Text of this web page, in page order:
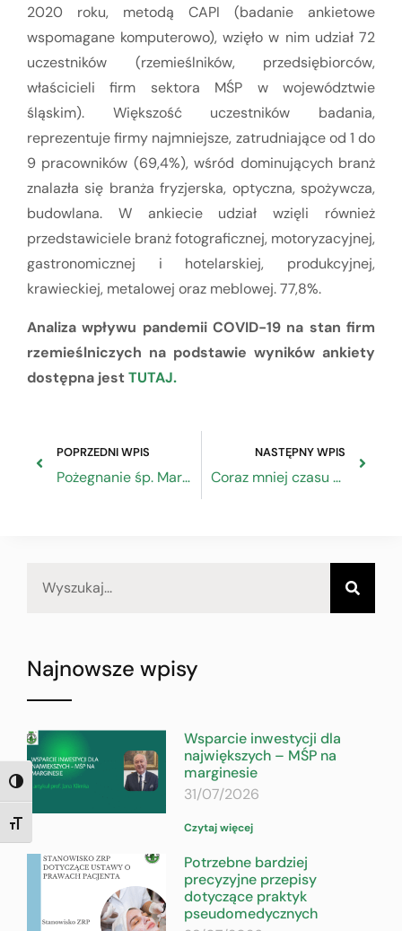
TOGGLE HIGH CONTRAST
TOGGLE FONT SIZE
2020 roku, metodą CAPI (badanie ankietowe
wspomagane komputerowo), wzięło w nim udział 72
uczestników (rzemieślników, przedsiębiorców,
właścicieli firm sektora MŚP w województwie
śląskim). Większość uczestników badania,
reprezentuje firmy najmniejsze, zatrudniające od 1 do
9 pracowników (69,4%), wśród dominujących branż
znalazła się branża fryzjerska, optyczna, spożywcza,
budowlana. W ankiecie udział wzięli również
przedstawiciele branż fotograficznej, motoryzacyjnej,
gastronomicznej i hotelarskiej, produkcyjnej,
krawieckiej, metalowej oraz meblowej. 77,8%.
Analiza wpływu pandemii COVID-19 na stan firm
rzemieślniczych na podstawie wyników ankiety
dostępna jestTUTAJ.
POPRZEDNI WPIS
Pożegnanie śp. Marka Drzażdżyńskiego
NASTĘPNY WPIS
Coraz mniej czasu na zdobycie nawet 800 tys. zł w konkursie PARP „Internacjonalizacja MŚP”
Najnowsze wpisy
Wsparcie inwestycji dla
największych – MŚP na
marginesie
31/07/2026
Czytaj więcej
Potrzebne bardziej
precyzyjne przepisy
dotyczące praktyk
pseudomedycznych